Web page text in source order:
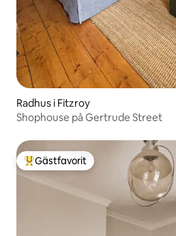
Radhus i Fitzroy
Shophouse på Gertrude Street
Populär gästfavorit
Gästfavorit